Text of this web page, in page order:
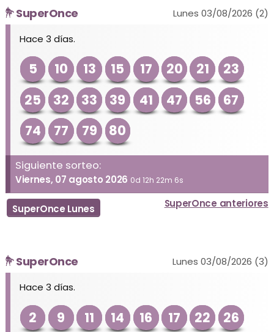
SuperOnce
Lunes 03/08/2026 (2)
Hace 3 días.
5 10 13 15 17 20 21
23
25
32 33 39 41 47 56
67
74
77 79 80
Siguiente sorteo:
Viernes, 07 agosto 2026 0d 12h 22m 6s
SuperOnce Lunes SuperOnce anteriores
SuperOnce
Lunes 03/08/2026 (3)
Hace 3 días.
2 9 11 14 16 17 22 26